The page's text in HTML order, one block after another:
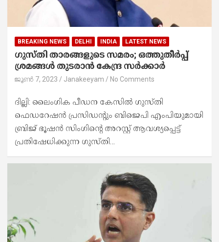
BREAKING NEWS DELHI INDIA LATEST NEWS
ഗുസ്‌തി താരങ്ങളുടെ സമരം; ഒത്തുതീർപ്പ്
ശ്രമങ്ങൾ തുടരാൻ കേന്ദ്ര സർക്കാർ
ജൂൺ 7, 2023 Janakeeyam No Comments
ദില്ലി: ലൈംഗിക പീഡന കേസില്‍ ഗുസ്‌തി
ഫെഡറേഷന്‍ പ്രസിഡന്‍റും ബിജെപി എംപിയുമായി
ബ്രിജ് ഭൂഷന്‍ സിംഗിന്‍റെ അറസ്റ്റ് ആവശ്യപ്പെട്ട്
പ്രതിഷേധിക്കുന്ന ഗുസ്‌തി…